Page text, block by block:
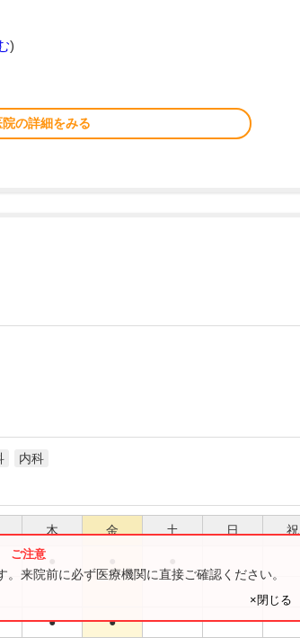
)
院の詳細をみる
内科
木 金 土 日 祝
● ●
来院前に必ず医療機関に直接ご確認ください。
×閉じる